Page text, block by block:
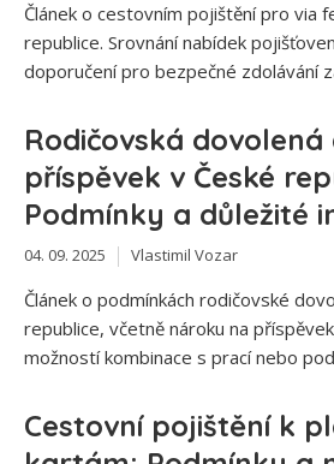
Článek o cestovním pojištění pro via
republice. Srovnání nabídek
doporučení pro bezpečné zdolávání
Rodičovská
příspěvek v České
Podmínky a důležité
04. 09. 2025 Vlastimil Vozar
Článek o podmínkách rodičovské
republice, včetně nároku na
možností kombinace s prací nebo
Cestovní pojištění k